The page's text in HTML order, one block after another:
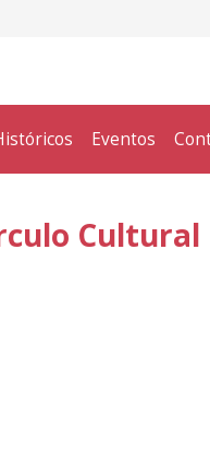
Eventos
Cultural